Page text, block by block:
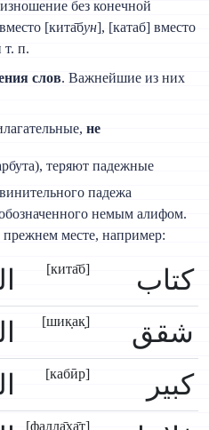
без конечной
[кита̄бун], [катаб] вместо
т. п.
слов. Важнейшие из них
не
теряют падежные
падежа
немым алифом.
прежнем месте, например:
[кита̄б] كتاب
[шик̣ак̣] شقق
[кабӣр] كبير
[фалла̄х̣а̄т]